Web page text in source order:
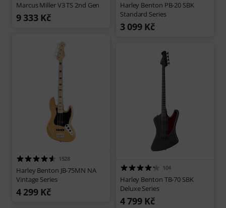
Marcus Miller V3 TS 2nd Gen
9 333 Kč
Harley Benton PB-20 SBK
Standard Series
3 099 Kč
1528
Harley Benton JB-75MN NA
Vintage Series
4 299 Kč
104
Harley Benton TB-70 SBK
Deluxe Series
4 799 Kč